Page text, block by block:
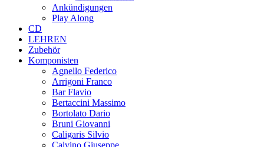
Ankündigungen
Play Along
CD
LEHREN
Zubehör
Komponisten
Agnello Federico
Arrigoni Franco
Bar Flavio
Bertaccini Massimo
Bortolato Dario
Bruni Giovanni
Caligaris Silvio
Calvino Giuseppe